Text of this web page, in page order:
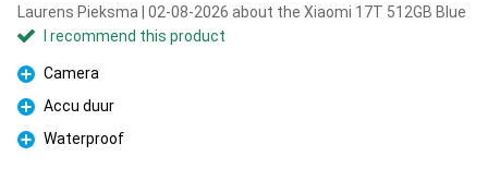
Laurens Pieksma | 02-08-2026 about the Xiaomi 17T 512GB Blue
I recommend this product
Pro
Camera
Pro
Accu duur
Pro
Waterproof